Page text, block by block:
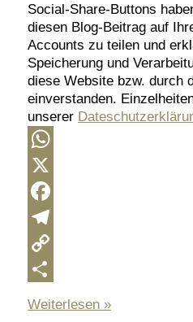
Social-Share-Buttons
diesen Blog-Beitrag auf
Accounts zu teilen und
Speicherung und
diese Website bzw. durch
einverstanden.
unserer
WhatsApp
X
Facebook
Telegram
Copy
So
Weiterlesen »